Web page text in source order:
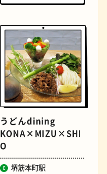
お好み焼き
うどんdining
KONA×MIZU×SHI
O
堺筋本町駅